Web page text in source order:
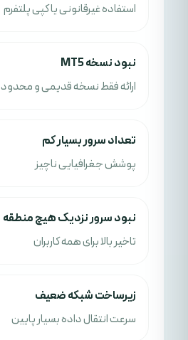
استفاده غیرقانونی یا کپی پلتفرم
نبود نسخه MT5
ارائه فقط نسخه قدیمی و محدود
تعداد سرور بسیار کم
پوشش جغرافیایی ناچیز
نبود سرور نزدیک هیچ منطقه
تاخیر بالا برای همه کاربران
زیرساخت شبکه ضعیف
سرعت انتقال داده بسیار پایین